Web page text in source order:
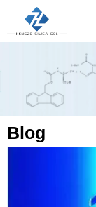
Blog